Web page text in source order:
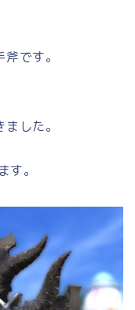
です。
した。
。